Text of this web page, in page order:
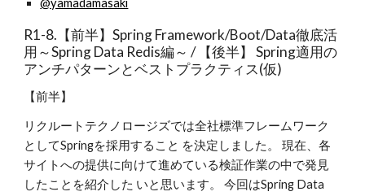
@yamadamasaki
R1-8.【前半】Spring Framework/Boot/Data徹底活
用～Spring Data Redis編～ / 【後半】 Spring適用の
アンチパターンとベストプラクティス(仮)
【前半】
リクルートテクノロージズでは全社標準フレームワーク
としてSpringを採用すること を決定しました。 現在、各
サイトへの提供に向けて進めている検証作業の中で発見
したことを紹介した いと思います。 今回はSpring Data